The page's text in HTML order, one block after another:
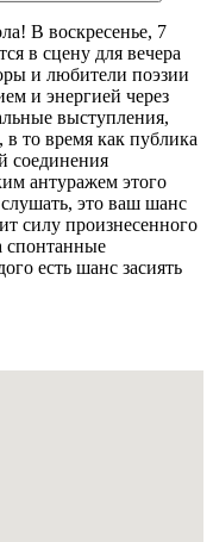
В воскресенье, 7
в сцену для вечера
и любители поэзии
и энергией через
выступления,
то время как публика
соединения
антуражем этого
это ваш шанс
силу произнесенного
спонтанные
есть шанс засиять